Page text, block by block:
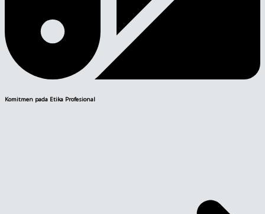
Komitmen pada Etika Profesional